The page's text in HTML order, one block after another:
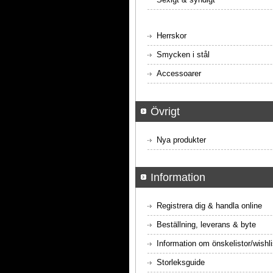
Herrskor
Smycken i stål
Accessoarer
Övrigt
Nya produkter
Information
Registrera dig & handla online
Beställning, leverans & byte
Information om önskelistor/
Storleksguide